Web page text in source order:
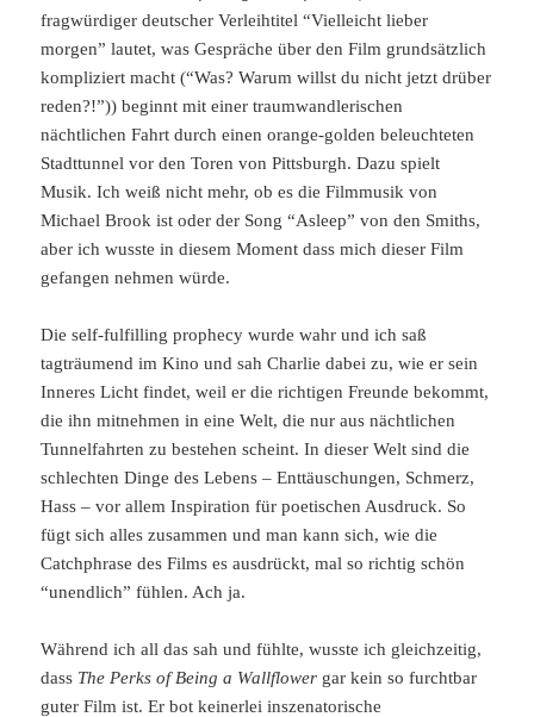
fragwürdiger deutscher Verleihtitel “Vielleicht lieber
morgen” lautet, was Gespräche über den Film grundsätzlich
kompliziert macht (“Was? Warum willst du nicht jetzt drüber
reden?!”)) beginnt mit einer traumwandlerischen
nächtlichen Fahrt durch einen orange-golden beleuchteten
Stadttunnel vor den Toren von Pittsburgh. Dazu spielt
Musik. Ich weiß nicht mehr, ob es die Filmmusik von
Michael Brook ist oder der Song “Asleep” von den Smiths,
aber ich wusste in diesem Moment dass mich dieser Film
gefangen nehmen würde.
Die self-fulfilling prophecy wurde wahr und ich saß
tagträumend im Kino und sah Charlie dabei zu, wie er sein
Inneres Licht findet, weil er die richtigen Freunde bekommt,
die ihn mitnehmen in eine Welt, die nur aus nächtlichen
Tunnelfahrten zu bestehen scheint. In dieser Welt sind die
schlechten Dinge des Lebens – Enttäuschungen, Schmerz,
Hass – vor allem Inspiration für poetischen Ausdruck. So
fügt sich alles zusammen und man kann sich, wie die
Catchphrase des Films es ausdrückt, mal so richtig schön
“unendlich” fühlen. Ach ja.
Während ich all das sah und fühlte, wusste ich gleichzeitig,
dass The Perks of Being a Wallflower gar kein so furchtbar
guter Film ist. Er bot keinerlei inszenatorische